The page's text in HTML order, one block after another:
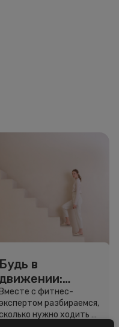
Будь в
движении:
нужно
шагов для
и
Вместе с фитнес-
экспертом разбираемся,
нужно ходить и